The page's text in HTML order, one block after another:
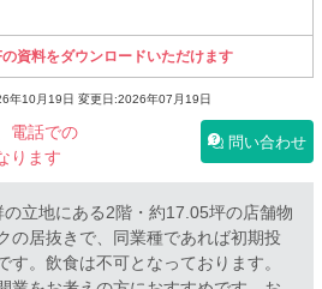
資料をダウンロードいただけます
年10月19日 変更日:2026年07月19日
電話での
ります
問い合わせ
立地にある2階・約17.05坪の店舗物
の居抜きで、同業種であれば初期投
す。飲食は不可となっております。